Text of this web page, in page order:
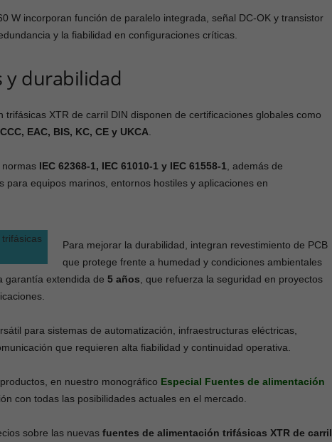
W incorporan función de paralelo integrada, señal DC-OK y transistor
y la fiabilidad en configuraciones críticas.
y durabilidad
trifásicas XTR de carril DIN disponen de certificaciones globales como
EAC, BIS, KC, CE y UKCA
normas IEC 62368-1, IEC 61010-1 y IEC 61558-1 , además de
para equipos marinos, entornos hostiles y aplicaciones en
Para mejorar la durabilidad, integran revestimiento de PCB
que protege frente a humedad y condiciones ambientales
garantía extendida de 5 años , que refuerza la seguridad en proyectos
para sistemas de automatización, infraestructuras eléctricas,
que requieren alta fiabilidad y continuidad operativa.
en nuestro monográfico Especial Fuentes de alimentación
con todas las posibilidades actuales en el mercado.
sobre las nuevas fuentes de alimentación trifásicas XTR de carril